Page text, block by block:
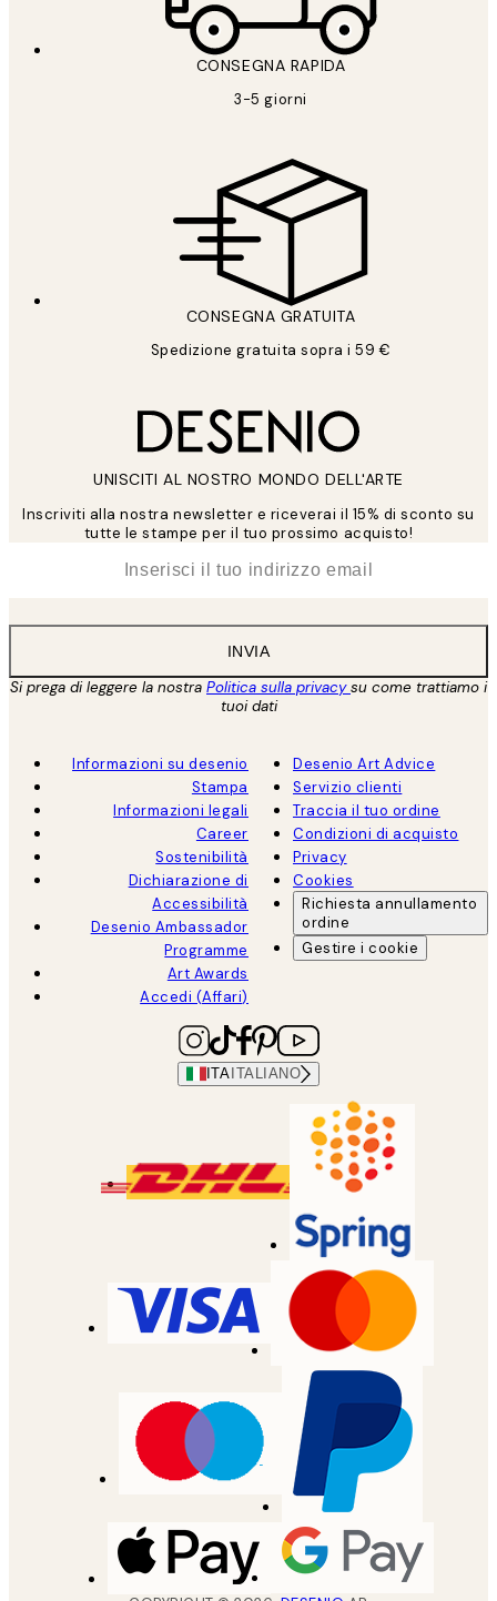
CONSEGNA RAPIDA
3-5 giorni
CONSEGNA GRATUITA
Spedizione gratuita sopra i 59 €
UNISCITI AL NOSTRO MONDO DELL'ARTE
Inscriviti alla nostra newsletter e riceverai il 15% di sconto su
tutte le stampe per il tuo prossimo acquisto!
INVIA
Si prega di leggere la nostra Politica sulla privacysu come trattiamo i
tuoi dati
Informazioni su desenio
Stampa
Informazioni legali
Career
Sostenibilità
Dichiarazione di
Accessibilità
Desenio Ambassador
Programme
Art Awards
Accedi (Affari)
Desenio Art Advice
Servizio clienti
Traccia il tuo ordine
Condizioni di acquisto
Privacy
Cookies
Richiesta annullamento
ordine
Gestire i cookie
ITA ITALIANO